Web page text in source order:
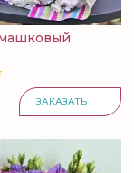
ЗАКАЗАТЬ